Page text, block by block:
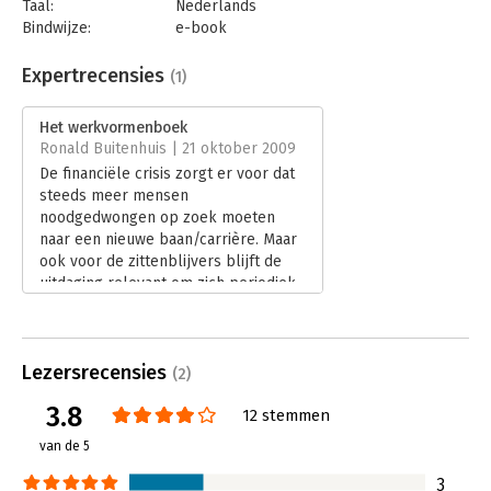
Taal:
Nederlands
Bindwijze:
e-book
Bestandsformaat:
epub
Uitgever:
Uitgeverij Thema
Druk:
1
Verschijningsdatum:
30-12-2010
Hoofdrubriek: Coaching en trainen
Expertrecensies (1)
Het werkvormenboek
Ronald Buitenhuis | 21 oktober 2009
De financiële crisis zorgt er voor dat
steeds meer mensen
noodgedwongen op zoek moeten
naar een nieuwe baan/carrière. Maar
ook voor de zittenblijvers blijft de
uitdaging relevant om zich periodiek
Spijkerman en Margriet Bienemann
Lees verder
Lezersrecensies (2)
3.8
van de 5
12 stemmen
3